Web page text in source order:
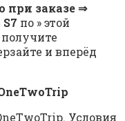
при заказе ⇒
по » этой
и вперёд